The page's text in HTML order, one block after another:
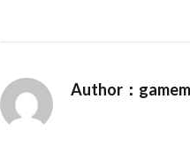
Author：